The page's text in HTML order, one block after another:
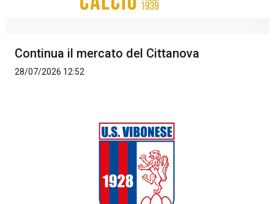
Continua il mercato del Cittanova
28/07/2026 12:52